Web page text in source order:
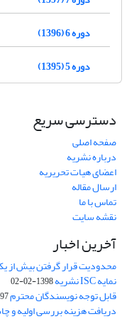
دوره 6 (1396)
دوره 5 (1395)
دسترسی سریع
صفحه اصلی
درباره نشریه
اعضای هیات تحریریه
ارسال مقاله
تماس با ما
نقشه سایت
آخرین اخبار
محدودیت قرار گرفتن بیش از یک
نمایه ISC نشریه 1398-02-02
قابل توجه نویسندگان محترم19
دریافت هزینه بررسی اولیه و